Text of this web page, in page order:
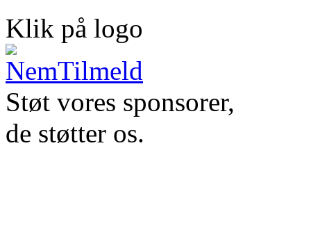
Klik på logo
Støt vores sponsorer,
de støtter os.